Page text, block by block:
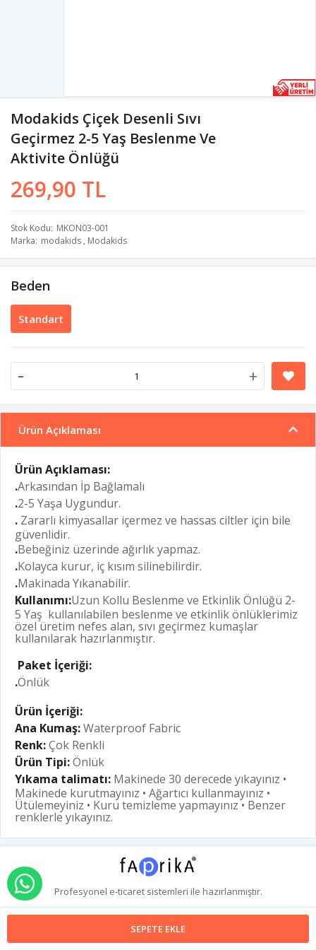
Modakids Çiçek Desenli Sıvı
Geçirmez 2-5 Yaş Beslenme Ve
Aktivite Önlüğü
269,90 TL
Stok Kodu MKON03-001
Marka modakids , Modakids
Beden
Standart
- +
SEPETE EKLE
Ürün Açıklaması
Ürün Açıklaması:
.Arkasından İp Bağlamalı
.2-5 Yaşa Uygundur.
. Zararlı kimyasallar içermez ve hassas ciltler için bile
güvenlidir.
.Bebeğiniz üzerinde ağırlık yapmaz.
.Kolayca kurur, iç kısım silinebilirdir.
.Makinada Yıkanabilir.
Kullanımı:Uzun Kollu Beslenme ve Etkinlik Önlüğü 2-
5 Yaş kullanılabilen beslenme ve etkinlik önlüklerimiz
özel üretim nefes alan, sıvı geçirmez kumaşlar
kullanılarak hazırlanmıştır.
Paket İçeriği:
.Önlük
Ürün İçeriği:
Ana Kumaş:Waterproof Fabric
Renk:Çok Renkli
Ürün Tipi:Önlük
Yıkama talimatı: Makinede 30 derecede yıkayınız •
Makinede kurutmayınız • Ağartıcı kullanmayınız •
Ütülemeyiniz • Kuru temizleme yapmayınız • Benzer
renklerle yıkayınız.
Profesyonel e-ticaretsistemleri ile hazırlanmıştır.